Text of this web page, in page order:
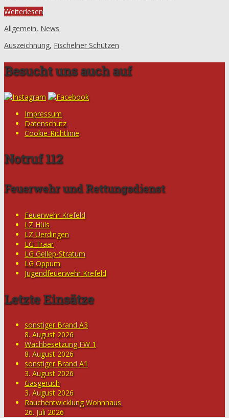
Weiterlesen
Allgemein, News
Auszeichnung, Fischelner Schützen
Besucht uns auch auf
Impressum
Datenschutz
Cookie-Richtlinie
Notruf 112
Feuerwehr und Rettungsdienst
Feuerwehr Krefeld
LZ Hüls
LZ Uerdingen
LG Traar
LG Gellep-Stratum
LG Oppum
Jugendfeuerwehr Krefeld
Letzte Einsätze
sonstiger Brand A3
8. August 2026
Wachbesetzung FW 1
8. August 2026
sonstiger Brand A1
3. August 2026
Gasgeruch
3. August 2026
Rauchentwicklung Wohnhaus
26. Juli 2026